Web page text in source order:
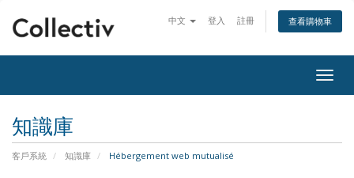
中文 登入 註冊 查看購物車
知識庫
客戶系統 知識庫 Hébergement web mutualisé